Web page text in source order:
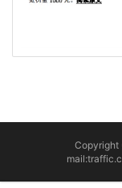
Copyright